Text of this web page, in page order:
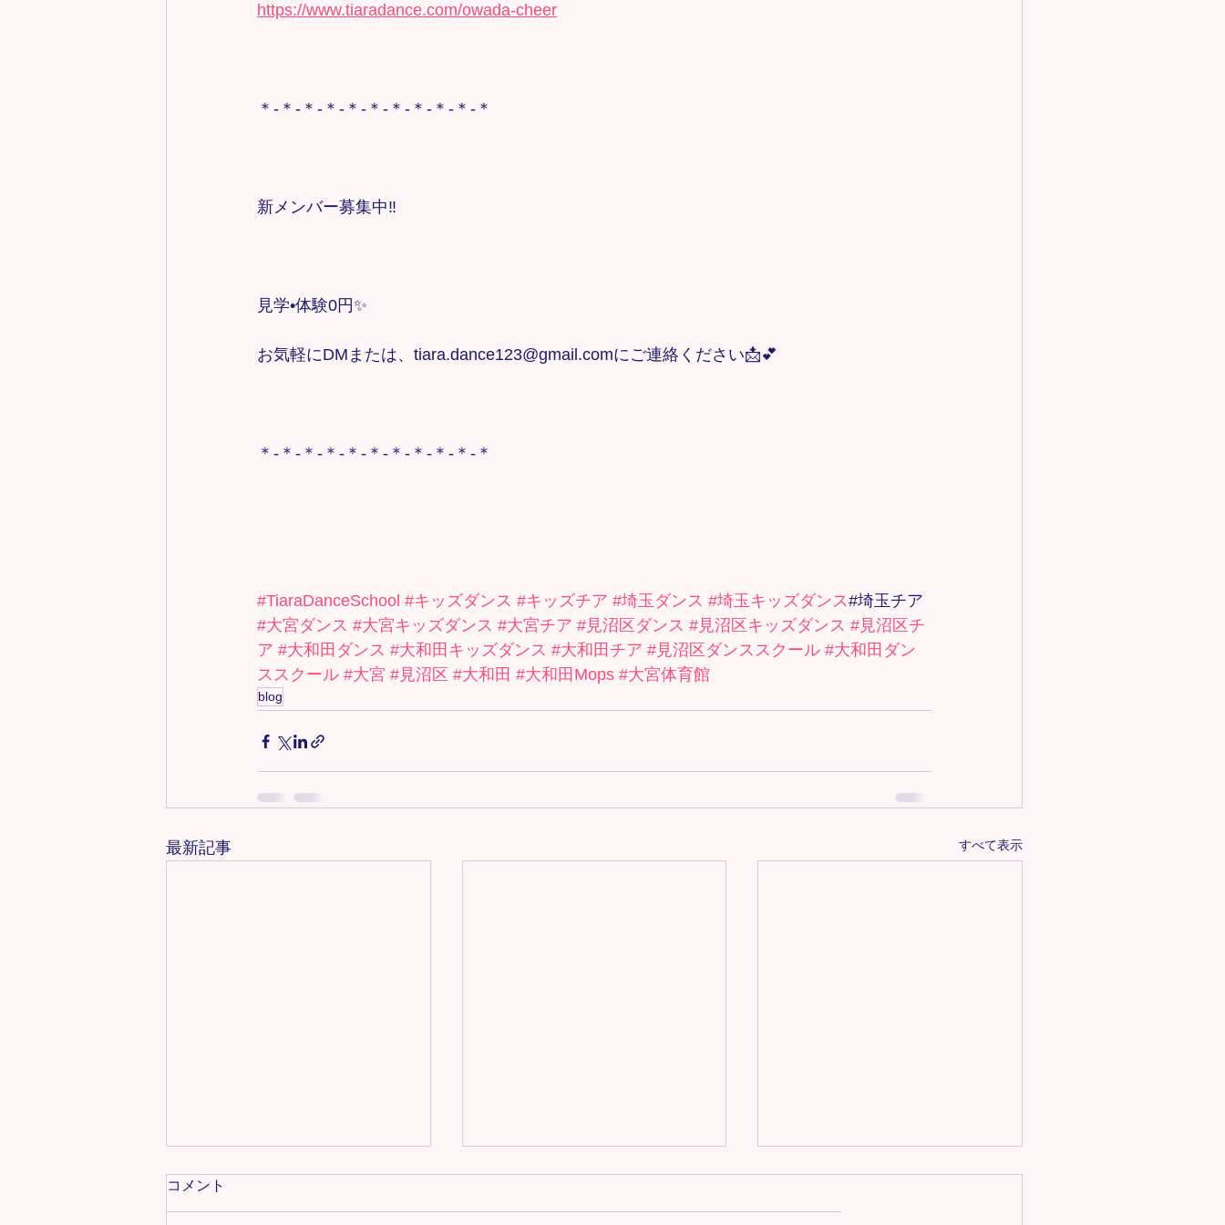
https://www.tiaradance.com/owada-cheer
＊-＊-＊-＊-＊-＊-＊-＊-＊-＊-＊
新メンバー募集中‼️
見学•体験0円✨
お気軽にDMまたは、tiara.dance123@gmail.comにご連絡ください📩💕
＊-＊-＊-＊-＊-＊-＊-＊-＊-＊-＊
#TiaraDanceSchool #キッズダンス #キッズチア #埼玉ダンス #埼玉キッズダンス#埼玉チア
#大宮ダンス #大宮キッズダンス #大宮チア #見沼区ダンス #見沼区キッズダンス #見沼区チ
ア #大和田ダンス #大和田キッズダンス #大和田チア #見沼区ダンススクール #大和田ダン
ススクール #大宮 #見沼区 #大和田 #大和田Mops #大宮体育館
blog
最新記事 すべて表示
教室名・レッスン時間・活動
コメント